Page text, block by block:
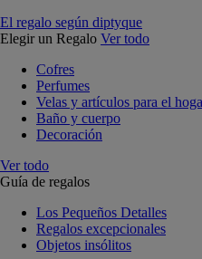
El regalo según diptyque
Elegir un Regalo Ver todo
Cofres
Perfumes
Velas y artículos para el
Baño y cuerpo
Decoración
Ver todo
Guía de regalos
Los Pequeños Detalles
Regalos excepcionales
Objetos insólitos